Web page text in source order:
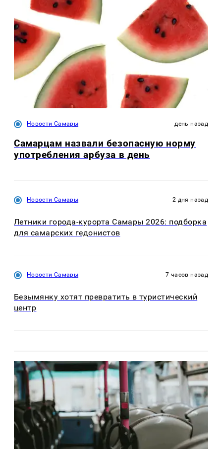
Новости Самары день назад
Самарцам назвали безопасную норму
употребления арбуза в день
Новости Самары 2 дня назад
Летники города-курорта Самары 2026: подборка
для самарских гедонистов
Новости Самары 7 часов назад
Безымянку хотят превратить в туристический
центр